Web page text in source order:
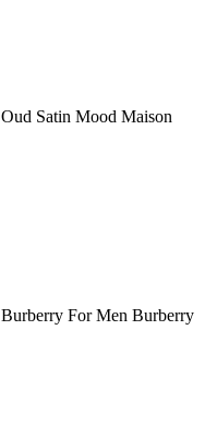
Oud Satin Mood Maison
Burberry For Men Burberry